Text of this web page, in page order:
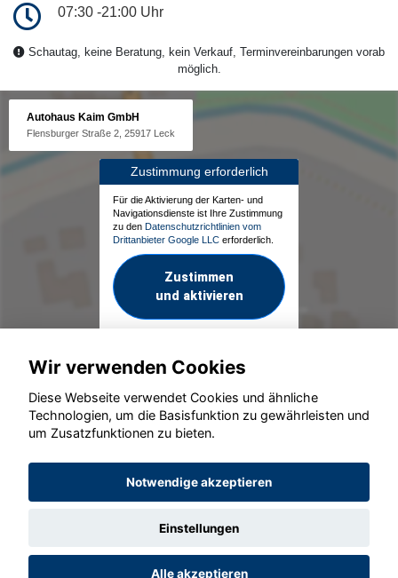
07:30 -21:00 Uhr
Schautag, keine Beratung, kein Verkauf, Terminvereinbarungen vorab
möglich.
Autohaus Kaim GmbH
Flensburger Straße 2, 25917 Leck
Zustimmung erforderlich
Für die Aktivierung der Karten- und
Navigationsdienste ist Ihre Zustimmung
zu den Datenschutzrichtlinien vom
Drittanbieter Google LLC erforderlich.
Zustimmen
und aktivieren
© konjunkturmotor.de GmbH 2020 - 2026
Wir verwenden Cookies
Diese Webseite verwendet Cookies und ähnliche
Technologien, um die Basisfunktion zu gewährleisten und
um Zusatzfunktionen zu bieten.
Notwendige akzeptieren
Einstellungen
Alle akzeptieren